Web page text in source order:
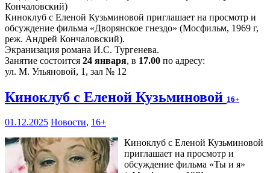
Киноклуб с Еленой Кузьминовой приглашает на просмотр и
обсуждение фильма «Дворянское гнездо» (Мосфильм, 1969 г,
реж. Андрей Кончаловский).
Экранизация романа И.С. Тургенева.
Занятие состоится 24 января, в 17.00 по адресу:
ул. М. Ульяновой, 1, зал № 12
Киноклуб с Еленой Кузьминовой 16+
01.12.2025 Новости, 16+
Киноклуб с Еленой Кузьминовой
приглашает на просмотр и
обсуждение фильма «Ты и я»